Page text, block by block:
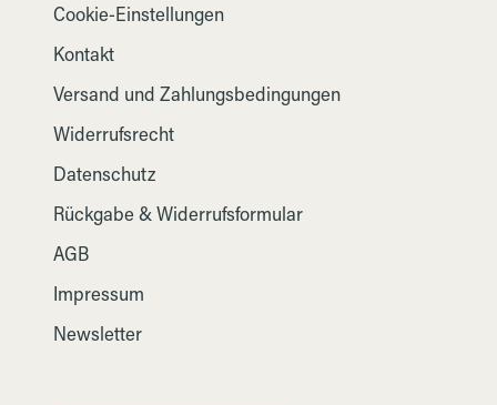
Cookie-Einstellungen
Kontakt
Versand und Zahlungsbedingungen
Widerrufsrecht
Datenschutz
Rückgabe & Widerrufsformular
AGB
Impressum
Newsletter